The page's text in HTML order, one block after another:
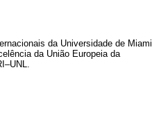
da Universidade de Miami.
da União Europeia da